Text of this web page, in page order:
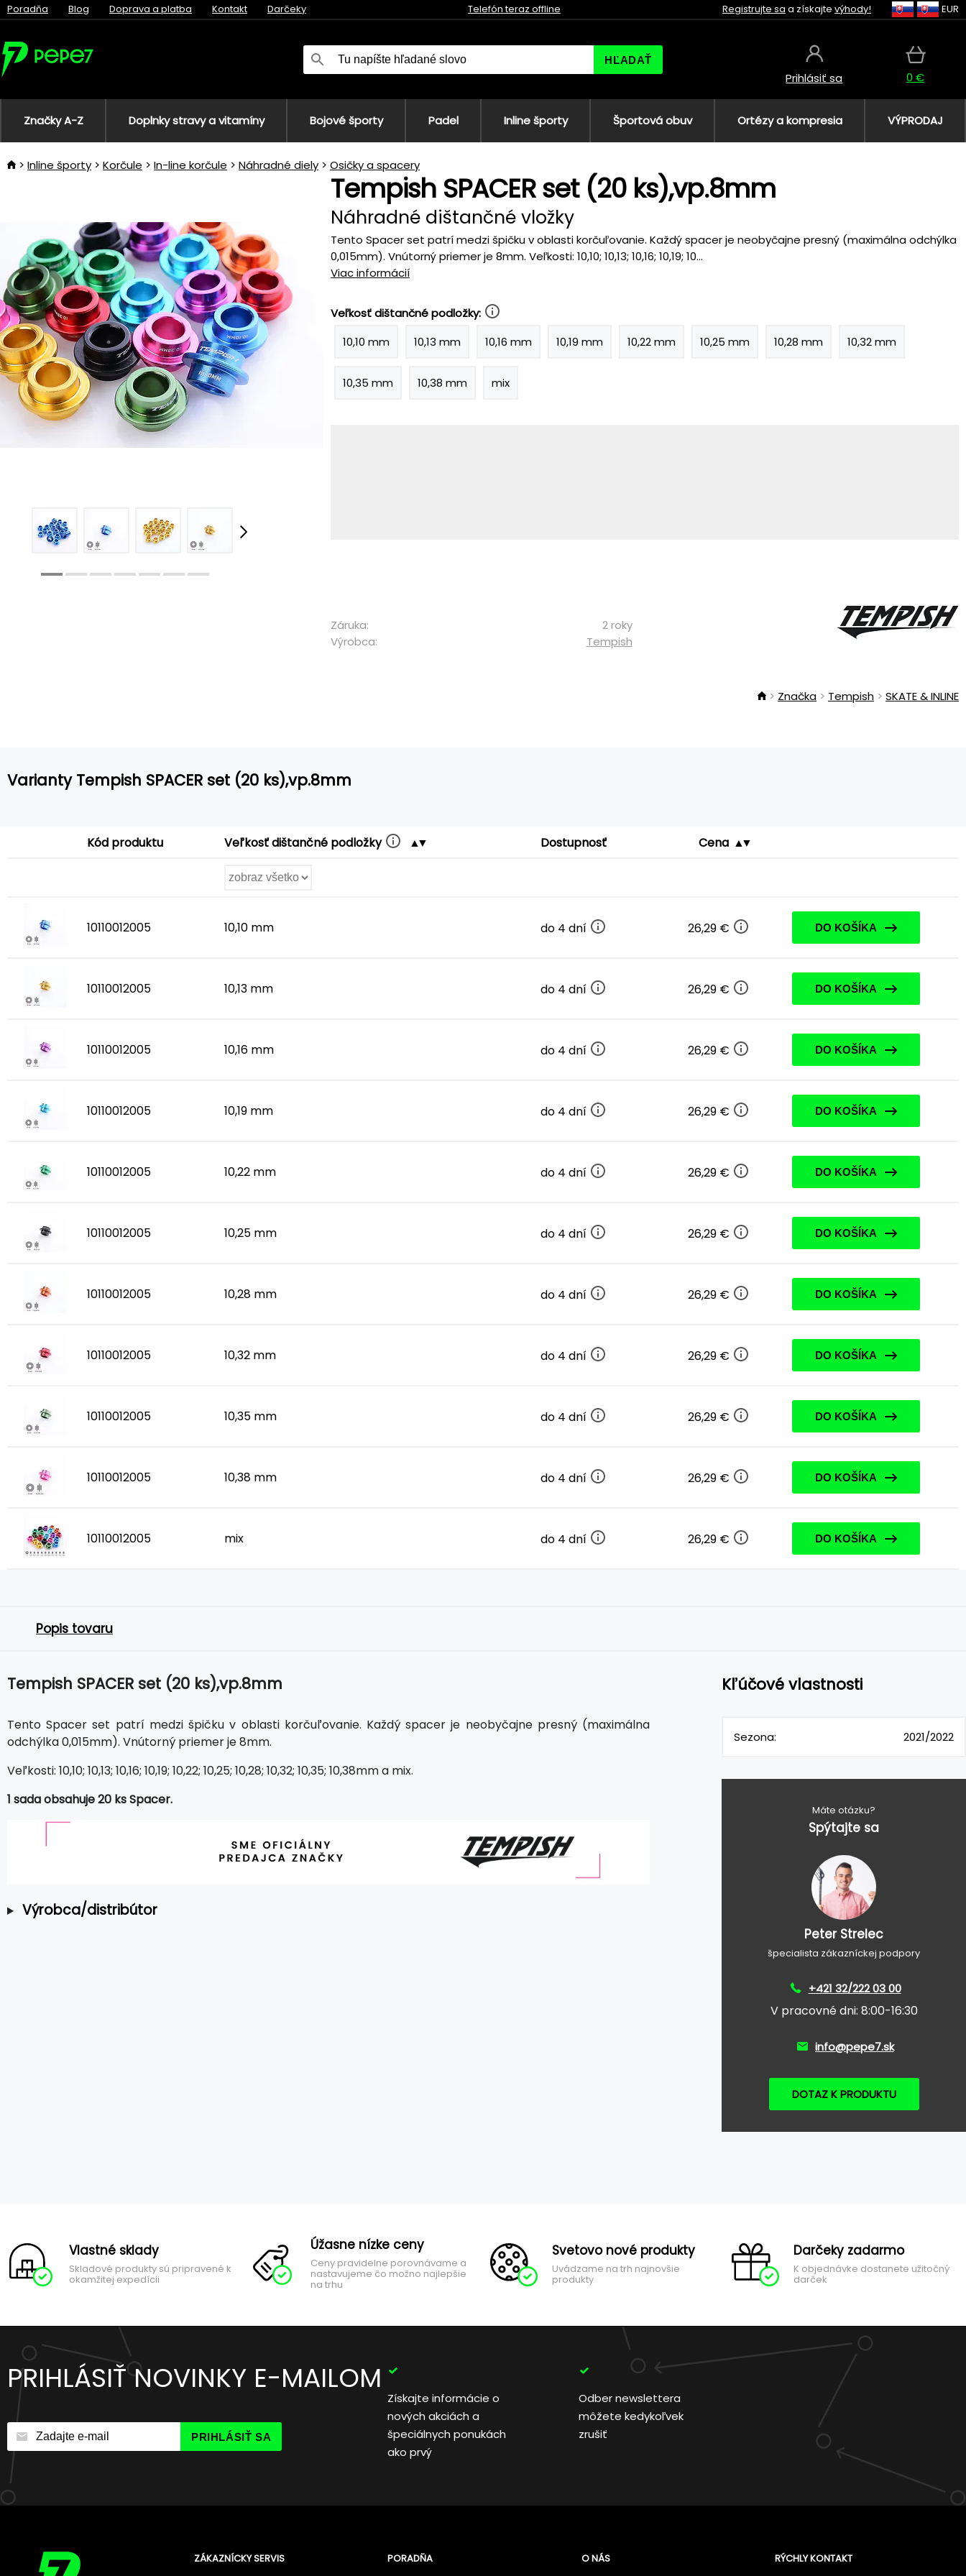
Poradňa Blog Doprava a platba Kontakt Darčeky Telefón teraz offline Registrujte sa a získajte výhody! EUR
HĽADAŤ
Prihlásiť sa 0 €
Značky A-Z Doplnky stravy a vitamíny Bojové športy Padel Inline športy Športová obuv Ortézy a kompresia VÝPRODAJ
Inline športy Korčule In-line korčule Náhradné diely Osičky a spacery
Tempish SPACER set (20 ks),vp.8mm
Náhradné dištančné vložky
Tento Spacer set patrí medzi špičku v oblasti korčuľovanie. Každý spacer je neobyčajne presný (maximálna odchýlka
0,015mm). Vnútorný priemer je 8mm. Veľkosti: 10,10; 10,13; 10,16; 10,19; 10...
Viac informácií
Veľkosť dištančné podložky:
10,10 mm
10,13 mm 10,16 mm 10,19 mm 10,22 mm 10,25 mm 10,28 mm 10,32 mm
10,35 mm 10,38 mm mix
Záruka:
2 roky
Výrobca:
Tempish
Značka Tempish SKATE & INLINE
Varianty Tempish SPACER set (20 ks),vp.8mm
Kód produktu Veľkosť dištančné podložky Dostupnosť Cena
10110012005 10,10 mm do 4 dní 26,29 € DO KOŠÍKA
10110012005 10,13 mm do 4 dní 26,29 € DO KOŠÍKA
10110012005 10,16 mm do 4 dní 26,29 € DO KOŠÍKA
10110012005 10,19 mm do 4 dní 26,29 € DO KOŠÍKA
10110012005 10,22 mm do 4 dní 26,29 € DO KOŠÍKA
10110012005 10,25 mm do 4 dní 26,29 € DO KOŠÍKA
10110012005 10,28 mm do 4 dní 26,29 € DO KOŠÍKA
10110012005 10,32 mm do 4 dní 26,29 € DO KOŠÍKA
10110012005 10,35 mm do 4 dní 26,29 € DO KOŠÍKA
10110012005 10,38 mm do 4 dní 26,29 € DO KOŠÍKA
10110012005 mix do 4 dní 26,29 € DO KOŠÍKA
Popis tovaru
Tempish SPACER set (20 ks),vp.8mm
Tento Spacer set patrí medzi špičku v oblasti korčuľovanie. Každý spacer je neobyčajne presný (maximálna
odchýlka 0,015mm). Vnútorný priemer je 8mm.
Veľkosti: 10,10; 10,13; 10,16; 10,19; 10,22; 10,25; 10,28; 10,32; 10,35; 10,38mm a mix.
1 sada obsahuje 20 ks Spacer.
Výrobca/distribútor
Kľúčové vlastnosti
Sezona: 2021/2022
Máte otázku?
Spýtajte sa
Peter Strelec
špecialista zákazníckej podpory
+421 32/222 03 00
V pracovné dni: 8:00-16:30
info@pepe7.sk
DOTAZ K PRODUKTU
Vlastné sklady
Skladové produkty sú pripravené k
okamžitej expedícii
Úžasne nízke ceny
Ceny pravidelne porovnávame a
nastavujeme čo možno najlepšie
na trhu
Svetovo nové produkty
Uvádzame na trh najnovšie
produkty
Darčeky zadarmo
K objednávke dostanete užitočný
darček
PRIHLÁSIŤ NOVINKY E-MAILOM
PRIHLÁSIŤ SA
Získajte informácie o
nových akciách a
špeciálnych ponukách
ako prvý
Odber newslettera
môžete kedykoľvek
zrušiť
ZÁKAZNÍCKY SERVIS PORADŇA O NÁS RÝCHLY KONTAKT